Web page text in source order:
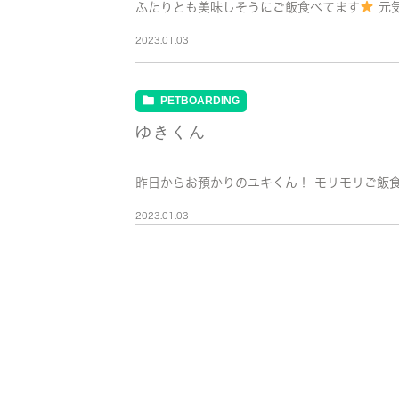
ふたりとも美味しそうにご飯食べてます 元
2023.01.03
PETBOARDING
ゆきくん
昨日からお預かりのユキくん！ モリモリご飯
2023.01.03